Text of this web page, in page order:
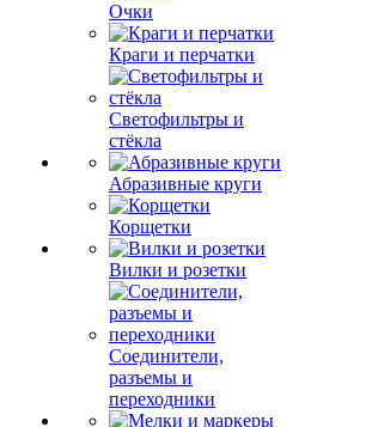
Очки
Краги и перчатки
Светофильтры и
стёкла
Абразивные круги
Корщетки
Вилки и розетки
Соединители,
разъемы и
переходники